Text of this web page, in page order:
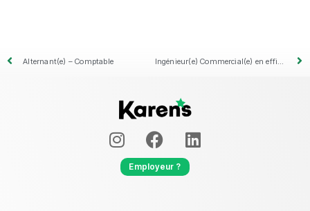
Alternant(e) – Comptable Ingénieur(e) Commercial(e) en efficacité énergétique
Employeur ?